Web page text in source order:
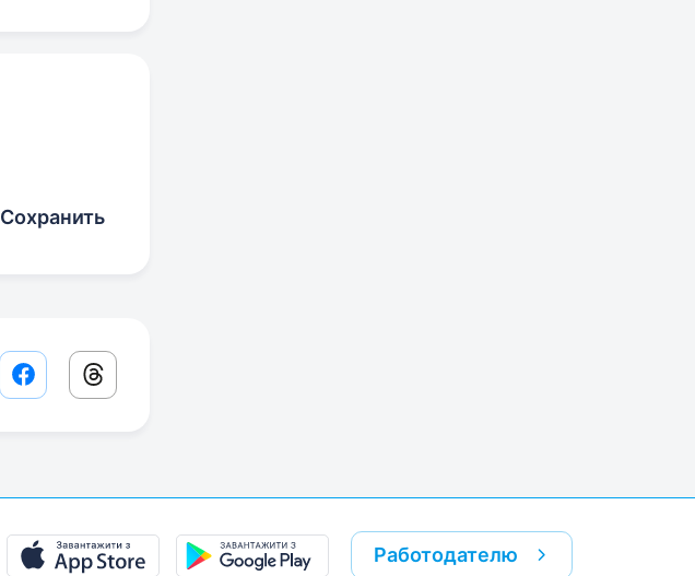
Сохранить
Facebook share link
Threads share link
Работодателю